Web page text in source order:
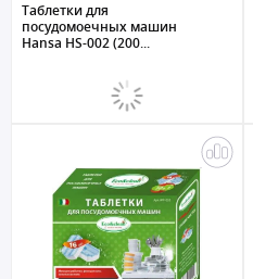
Таблетки для
посудомоечных машин
Hansa HS-002 (200...